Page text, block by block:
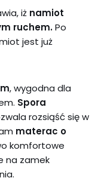
iż namiot
ruchem.Po
jest już
, wygodna dla
Spora
rozsiąść się w
materac o
komfortowe
na zamek